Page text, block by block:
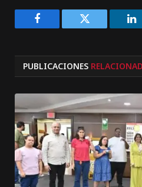
Facebook Twitter
PUBLICACIONES